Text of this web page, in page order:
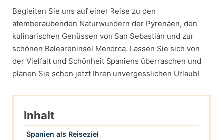
Begleiten Sie uns auf einer Reise zu den
atemberaubenden Naturwundern der Pyrenäen, den
kulinarischen Genüssen von San Sebastián und zur
schönen Baleareninsel Menorca. Lassen Sie sich von
der Vielfalt und Schönheit Spaniens überraschen und
planen Sie schon jetzt Ihren unvergesslichen Urlaub!
Inhalt
Spanien als Reiseziel